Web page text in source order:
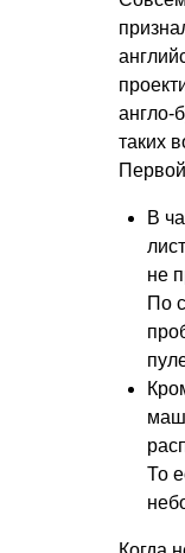
англо-
таких
В
не
По
То